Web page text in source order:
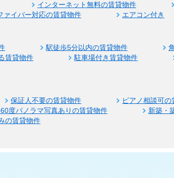
インターネット無料の賃貸物件
ァイバー対応の賃貸物件
エアコン付き
駅徒歩5分以内の賃貸物件
賃貸物件
駐車場付き賃貸物件
保証人不要の賃貸物件 ピアノ相談可の
度パノラマ写真ありの賃貸物件
新築・
の賃貸物件